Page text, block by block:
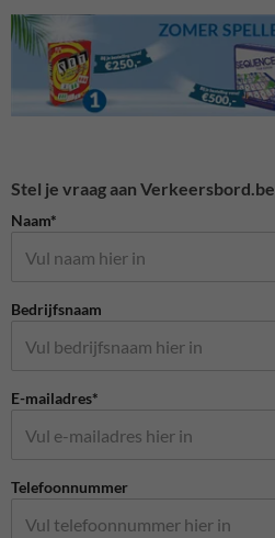
Stel je vraag aan Verkeersbord.be
Naam*
Bedrijfsnaam
E-mailadres*
Telefoonnummer